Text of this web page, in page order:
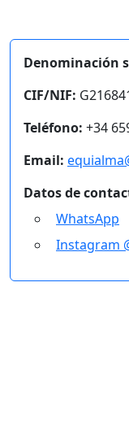
Denominación
CIF/NIF:
Teléfono: +34
Email:
Datos de
WhatsApp
Instagram